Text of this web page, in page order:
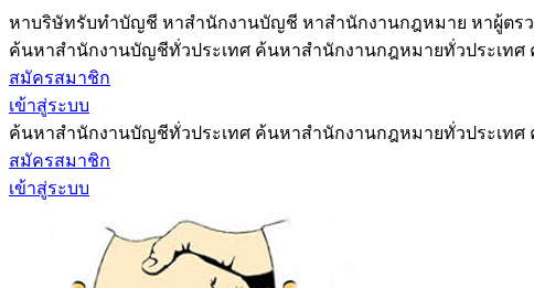
หาบริษัทรับทำบัญชี หาสำนักงานบัญชี หาสำนักงานกฎหมาย หาผู้ต
ค้นหาสำนักงานบัญชีทั่วประเทศ ค้นหาสำนักงานกฎหมายทั่วประเ
สมัครสมาชิก
เข้าสู่ระบบ
ค้นหาสำนักงานบัญชีทั่วประเทศ ค้นหาสำนักงานกฎหมายทั่วประเ
สมัครสมาชิก
เข้าสู่ระบบ